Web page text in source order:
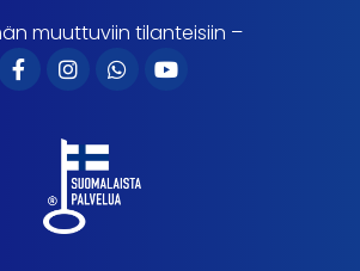
muuttuviin tilanteisiin –